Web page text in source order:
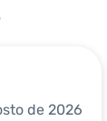
de 2026